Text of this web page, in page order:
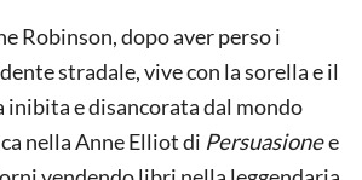
FILM
Robinson, dopo aver perso i
stradale, vive con la sorella e il
inibita e disancorata dal mondo
nella Anne Elliot di Persuasionee